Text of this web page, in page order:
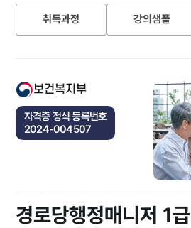
취득과정 강의샘플
보건복지부
자격증 정식 등록번호
2024-004507
경로당행정매니저 1급